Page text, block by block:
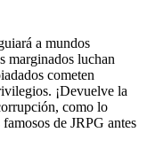
a mundos
marginados luchan
cometen
¡Devuelve la
como lo
de JRPG antes